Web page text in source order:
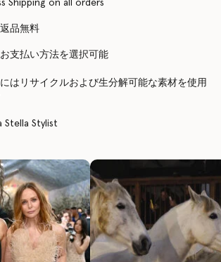
Shipping on all orders
品無料
支払い方法を選択可能
はリサイクルおよび生分解可能な素材を使用
Stella Stylist